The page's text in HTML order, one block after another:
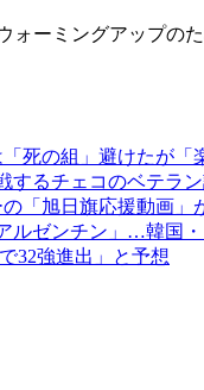
ーミングアップの
死の組」避けたが「
するチェコのベテラ
「旭日旗応援動画」
ルゼンチン」…韓国
32強進出」と予想